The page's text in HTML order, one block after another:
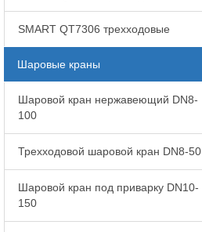
SMART QT7306 трехходовые
Шаровые краны
Шаровой кран нержавеющий DN8-
100
Трехходовой шаровой кран DN8-50
Шаровой кран под приварку DN10-
150